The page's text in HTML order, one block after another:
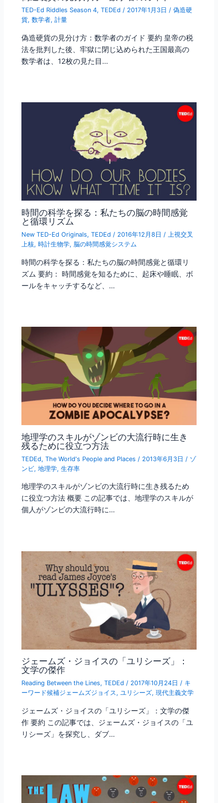
TED-Ed Riddles Season 4,TEDEd / 2017年1月3日/偽造硬
貨,数学者,計量
偽造硬貨の見分け方：数学者のガイド 要約 皇帝の税
法を批判した後、牢獄に閉じ込められた王国最高の
数学者は、12枚の見た目…
時間の科学を探る：私たちの脳の時間感覚
と循環リズム
New TED-Ed Originals,TEDEd / 2016年12月8日/上視交叉
上核,時計生物学, 脳の時間感覚システム
時間の科学を探る：私たちの脳の時間感覚と循環リ
ズム 要約： 時間感覚を知るために、起床や睡眠、ボ
ールをキャッチするなど、…
地理学のスキルがゾンビの大流行時に生き
残るために役立つ方法
TEDEd,The World's People and Places / 2013年6月3日 / ゾ
ンビ,地理学,生存率
地理学のスキルがゾンビの大流行時に生き残るため
に役立つ方法 概要 この記事では、地理学のスキルが
個人がゾンビの大流行時に…
ジェームズ・ジョイスの「ユリシーズ」：
文学の傑作
Reading Between the Lines,TEDEd / 2017年10月24日/ キ
ーワード候補ジェームズジョイス,ユリシーズ,現代主義文学
ジェームズ・ジョイスの「ユリシーズ」：文学の傑
作 要約 この記事では、ジェームズ・ジョイスの「ユ
リシーズ」を探究し、ダブ…